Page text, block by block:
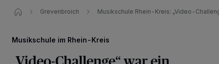
Grevenbroich Musikschule Rhein-Kreis: „Video-
Musikschule im Rhein-Kreis
„Video-Challenge“ war ein